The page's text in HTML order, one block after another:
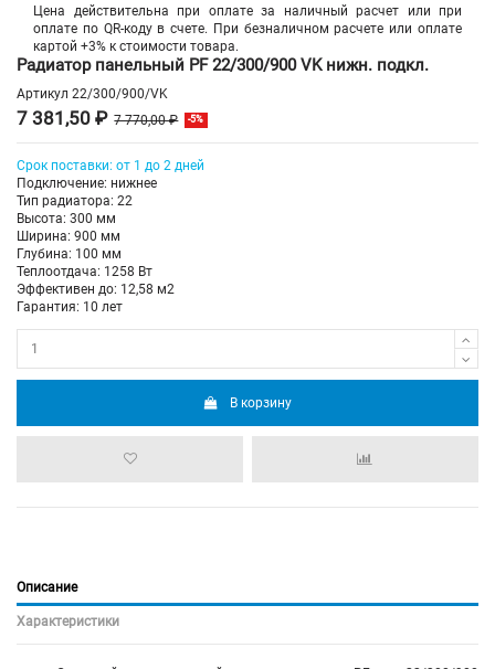
Цена действительна при оплате за наличный расчет или при
оплате по QR-коду в счете. При безналичном расчете или оплате
картой +3% к стоимости товара.
Радиатор панельный PF 22/300/900 VK нижн. подкл.
Артикул 22/300/900/VK
7 381,50 ₽ 7 770,00 ₽ -5%
Срок поставки: от 1 до 2 дней
Подключение: нижнее
Тип радиатора: 22
Высота: 300 мм
Ширина: 900 мм
Глубина: 100 мм
Теплоотдача: 1258 Вт
Эффективен до: 12,58 м2
Гарантия: 10 лет
В корзину
Описание
Характеристики